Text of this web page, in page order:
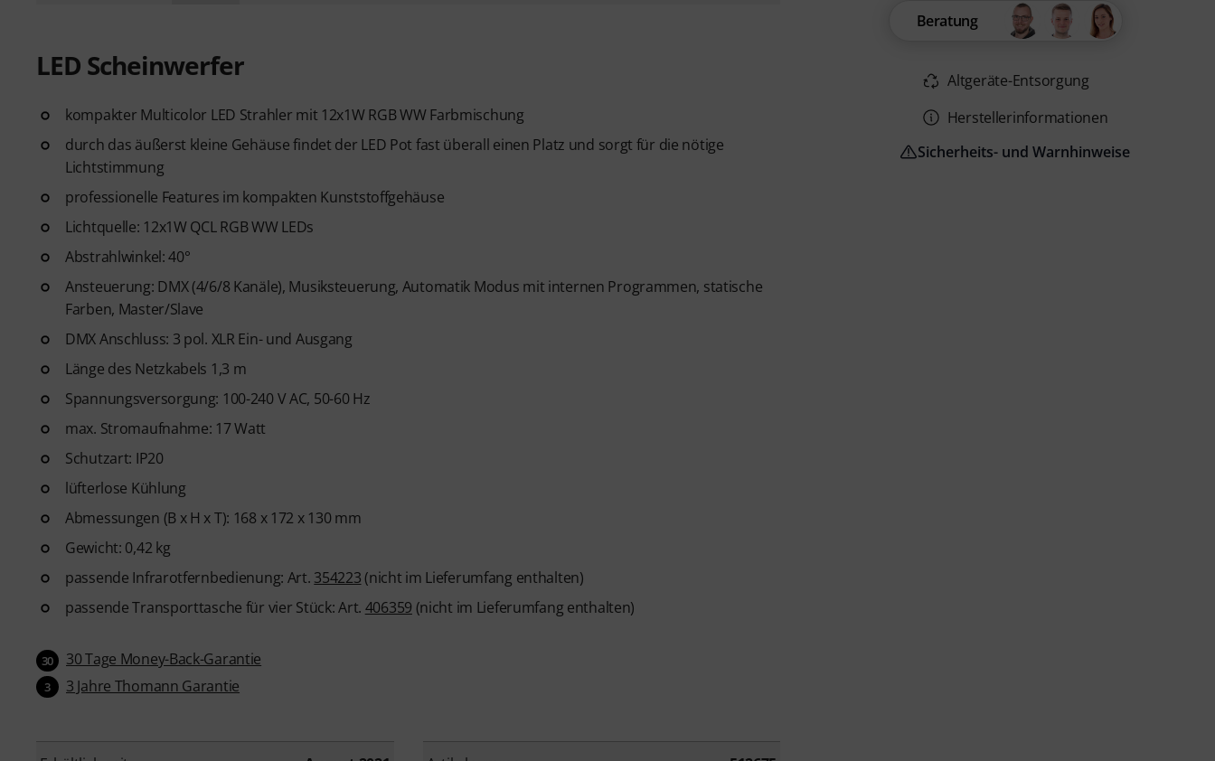
LED Scheinwerfer
kompakter Multicolor LED Strahler mit 12x1W RGB WW Farbmischung
durch das äußerst kleine Gehäuse findet der LED Pot fast überall einen Platz und sorgt für die nötige
Lichtstimmung
professionelle Features im kompakten Kunststoffgehäuse
Lichtquelle: 12x1W QCL RGB WW LEDs
Abstrahlwinkel: 40°
Ansteuerung: DMX (4/6/8 Kanäle), Musiksteuerung, Automatik Modus mit internen Programmen, statische
Farben, Master/Slave
DMX Anschluss: 3 pol. XLR Ein- und Ausgang
Länge des Netzkabels 1,3 m
Spannungsversorgung: 100-240 V AC, 50-60 Hz
max. Stromaufnahme: 17 Watt
Schutzart: IP20
lüfterlose Kühlung
Abmessungen (B x H x T): 168 x 172 x 130 mm
Gewicht: 0,42 kg
passende Infrarotfernbedienung: Art. 354223 (nicht im Lieferumfang enthalten)
passende Transporttasche für vier Stück: Art. 406359 (nicht im Lieferumfang enthalten)
30 30 Tage Money-Back-Garantie
3 3 Jahre Thomann Garantie
Beratung
Altgeräte-Entsorgung
Herstellerinformationen
Sicherheits- und Warnhinweise